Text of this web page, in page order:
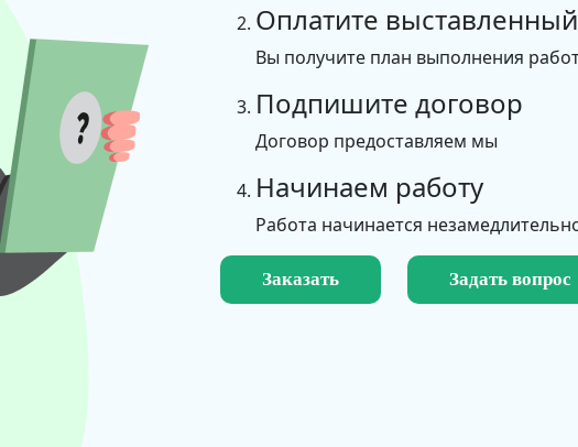
Оплатите
Вы получите план выполнения
Подпишите договор
Договор предоставляем мы
Начинаем работу
Работа начинается
Заказать Задать вопрос